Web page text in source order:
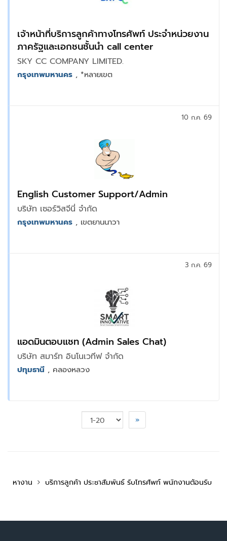
เจ้าหน้าที่บริการลูกค้าทางโทรศัพท์ ประจำหน่วยงาน
ภาครัฐและเอกชนชั้นนำ call center
SKY CC COMPANY LIMITED.
กรุงเทพมหานคร , *หลายเขต
English Customer Support/Admin
บริษัท เซอร์วิสจีนี่ จำกัด
10 ก.ค. 69
กรุงเทพมหานคร , เขตยานนาวา
แอดมินตอบแชท (Admin Sales Chat)
บริษัท สมาร์ท อินโนเวทีฟ จำกัด
3 ก.ค. 69
ปทุมธานี , คลองหลวง
»
หางาน บริการลูกค้า ประชาสัมพันธ์ รับโทรศัพท์ พนักงานต้อนรับ